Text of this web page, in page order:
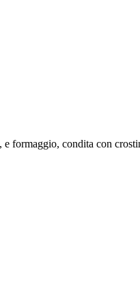
formaggio, condita con